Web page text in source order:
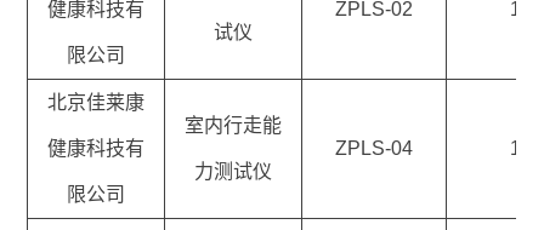
健康科技有
限公司
试仪
ZPLS-02 1
北京佳莱康
健康科技有
限公司
室内行走能
力测试仪
ZPLS-04 1